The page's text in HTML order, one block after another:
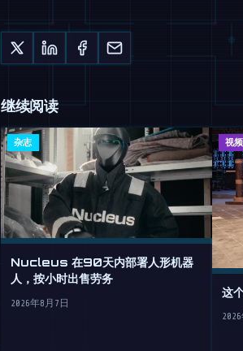
继续阅读
杂志
Nucleus 在90天内部署人形机器
人，按小时出售劳务
2026年8月7日
视频
这